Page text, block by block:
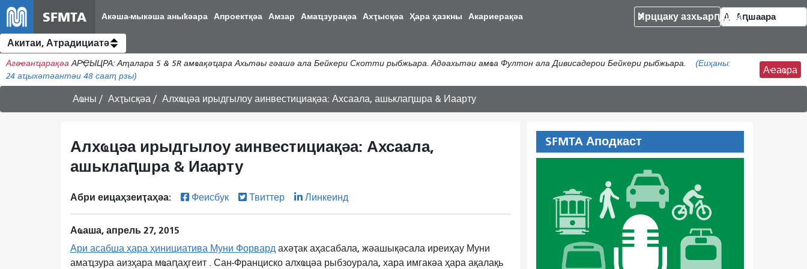
至
內
容
SFMTA Акәша-мыкәша аныҟәара Апроектқәа Амзар Амаҵзурақәа Ахҭысқәа Ҳара ҳазкны Акариерақәа Ирццаку азхьарԥшқәа
Акитаи, Атрадициатә
Агәҽанҵарақәа АРҾЫЦРА: Аҭалара 5 & 5R амҩақәҵара Ахьтәы гәашә ала Бейкери Скотти рыбжьара. Адәахьтәи амҩа Фултон ала Дивисадерои Бейкери рыбжьара.
(Еиҳаны:
24 аҵыхәтәантәи 48 сааҭ рзы)
Аҽаҩра
Аҩны Ахҭысқәа Алхҩцәа ирыдгылоу аинвестициақәа: Ахсаала, ашьклаԥшра & Иаарту
Алхҩцәа ирыдгылоу аинвестициақәа: Ахсаала,
ашьклаԥшра & Иаарту
Абри еицаҳзеиҭаҳәа: Феисбук Твиттер Линкеинд
Аҩаша, апрель 27, 2015
Ари асабша ҳара ҳинициатива Муни Форвард ахәҭак аҳасабала, жәашықәсала иреиҳау Муни
амаҵзура аизҳара мҩаԥаҳгеит . Сан-Франциско алхҩцәа рыбзоурала, хара имгакәа ҳара ақалақь
SFMTA Аподкаст